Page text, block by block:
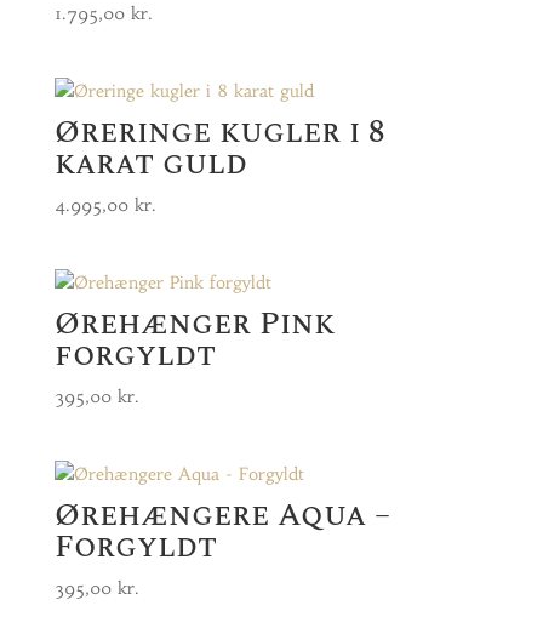
1.795,00 kr.
Øreringe kugler i 8
karat guld
4.995,00 kr.
Ørehænger Pink
forgyldt
395,00 kr.
Ørehængere Aqua –
Forgyldt
395,00 kr.